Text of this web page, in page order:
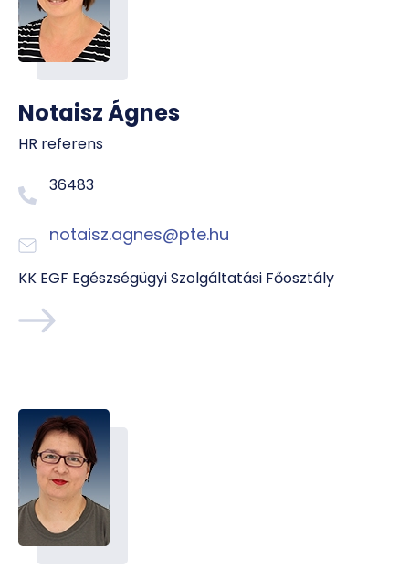
Notaisz Ágnes
HR referens
36483
notaisz.agnes@pte.hu
KK EGF Egészségügyi Szolgáltatási Főosztály